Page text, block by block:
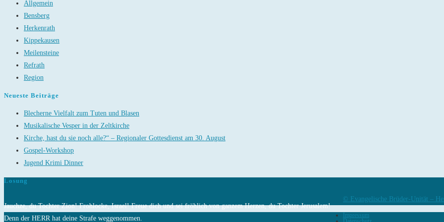
Allgemein
Bensberg
Herkenrath
Kippekausen
Meilensteine
Refrath
Region
Neueste Beiträge
Blecherne Vielfalt zum Tuten und Blasen
Musikalische Vesper in der Zeltkirche
Kirche, hast du sie noch alle?“ – Regionaler Gottesdienst am 30. August
Gospel-Workshop
Jugend Krimi Dinner
Losung
Jauchze, du Tochter Zion! Frohlocke, Israel! Freue dich und sei fröhlich von ganzem Herzen, du Tochter Jerusalem!
Denn der HERR hat deine Strafe weggenommen.
© Evangelische Brüder-Unität –
Impressum